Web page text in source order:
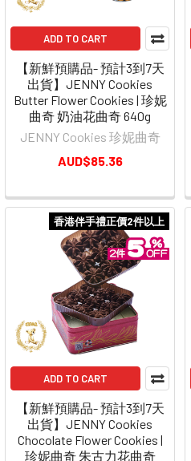
ADD TO CART
【新鮮預購品- 預計3到7天
出貨】JENNY Cookies
Butter Flower Cookies | 珍妮
曲奇 奶油花曲奇 640g
JENNY Cookies 珍妮曲奇
AUD$85.36
香港伴手禮正價2件以上
ADD TO CART
【新鮮預購品- 預計3到7天
出貨】JENNY Cookies
Chocolate Flower Cookies |
珍妮曲奇 朱古力花曲奇